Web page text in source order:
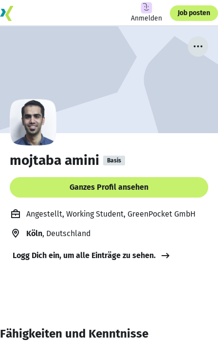
Anmelden
Job posten
mojtaba amini Basis
Ganzes Profil ansehen
Angestellt, Working Student, GreenPocket GmbH
Köln, Deutschland
Logg Dich ein, um alle Einträge zu sehen.
Fähigkeiten und Kenntnisse